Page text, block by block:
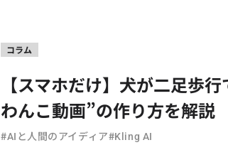
コラム
【スマホだけ】犬が二足歩
わんこ動画”の作り方を解説
#AIと人間のアイディア#Kling AI